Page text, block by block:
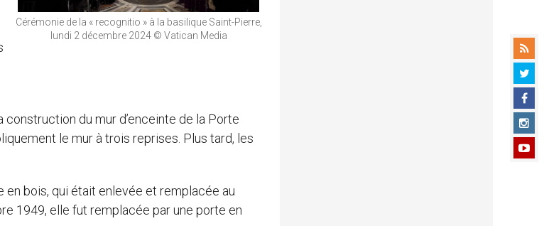
Cérémonie de la « recognitio » à la basilique Saint-Pierre,
lundi 2 décembre 2024 © Vatican Media
du mur d’enceinte de la Porte
le mur à trois reprises. Plus tard, les
bois, qui était enlevée et remplacée au
1949, elle fut remplacée par une porte en